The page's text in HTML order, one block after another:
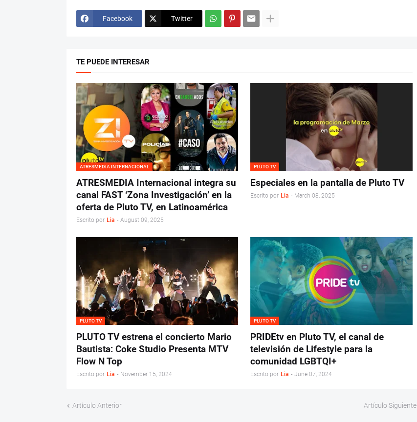
Facebook Twitter
TE PUEDE INTERESAR
ATRESMEDIA INTERNACIONAL
ATRESMEDIA Internacional integra su
canal FAST ‘Zona Investigación’ en la
oferta de Pluto TV, en Latinoamérica
Escrito por Lia - August 09, 2025
PLUTO TV
Especiales en la pantalla de Pluto TV
Escrito por Lia - March 08, 2025
PLUTO TV
PLUTO TV estrena el concierto Mario
Bautista: Coke Studio Presenta MTV
Flow N Top
Escrito por Lia - November 15, 2024
PLUTO TV
PRIDEtv en Pluto TV, el canal de
televisión de Lifestyle para la
comunidad LGBTQI+
Escrito por Lia - June 07, 2024
Artículo Anterior Artículo Siguiente